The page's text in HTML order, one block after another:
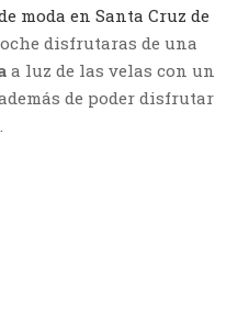
moda en Santa Cruz de
disfrutaras de una
a luz de las velas con un
de poder disfrutar